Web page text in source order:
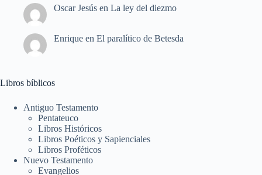
Oscar Jesús en La ley del diezmo
Enrique en El paralítico de Betesda
Libros bíblicos
Antiguo Testamento
Pentateuco
Libros Históricos
Libros Poéticos y Sapienciales
Libros Proféticos
Nuevo Testamento
Evangelios